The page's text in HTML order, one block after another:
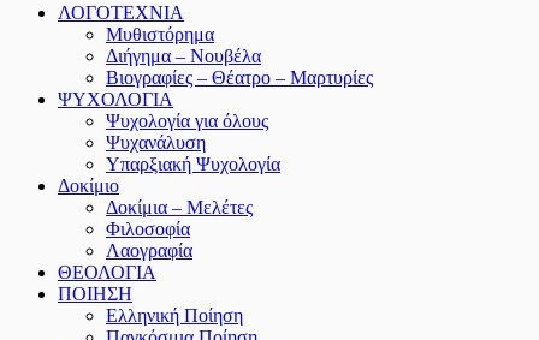
ΛΟΓΟΤΕΧΝΙΑ
Μυθιστόρημα
Διήγημα – Νουβέλα
Βιογραφίες – Θέατρο – Μαρτυρίες
ΨΥΧΟΛΟΓΙΑ
Ψυχολογία για όλους
Ψυχανάλυση
Υπαρξιακή Ψυχολογία
Δοκίμιο
Δοκίμια – Μελέτες
Φιλοσοφία
Λαογραφία
ΘΕΟΛΟΓΙΑ
ΠΟΙΗΣΗ
Ελληνική Ποίηση